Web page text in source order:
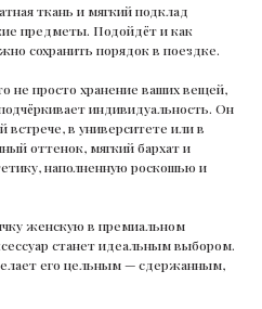
ткань и мягкий подклад
предметы. Подойдёт и как
сохранить порядок в поездке.
не просто хранение ваших вещей,
индивидуальность. Он
встрече, в университете или в
оттенок, мягкий бархат и
наполненную роскошью и
женскую в премиальном
станет идеальным выбором.
его цельным — сдержанным,